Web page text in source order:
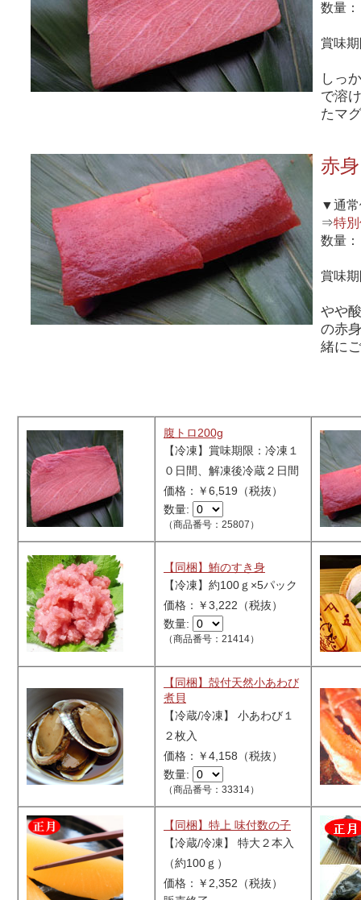
数量
賞味
しっ
で溶
たマ
赤
▼通常
⇒特
数量
賞味
やや
の赤
緒に
腹トロ200g
【冷凍】賞味期限：冷凍１
０日間、解凍後冷蔵２日間
価格：￥6,519（税抜）
数量:
（商品番号：25807）
【同梱】鮪のすき身
【冷凍】約100ｇ×5パック
価格：￥3,222（税抜）
数量:
（商品番号：21414）
【同梱】殻付天然小あわび
煮貝
【冷蔵/冷凍】 小あわび１
２枚入
価格：￥4,158（税抜）
数量:
（商品番号：33314）
【同梱】特上 味付数の子
【冷蔵/冷凍】 特大２本入
（約100ｇ）
価格：￥2,352（税抜）